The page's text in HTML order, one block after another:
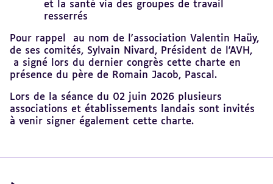
et la santé via des groupes de travail
resserrés
Pour rappel au nom de l'association Valentin Haüy,
de ses comités, Sylvain Nivard, Président de l'AVH,
a signé lors du dernier congrès cette charte en
présence du père de Romain Jacob, Pascal.
Lors de la séance du 02 juin 2026 plusieurs
associations et établissements landais sont invités
à venir signer également cette charte.